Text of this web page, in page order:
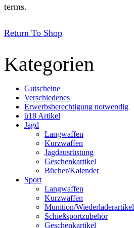
terms.
Return To Shop
Kategorien
Gutscheine
Verschiedenes
Erwerbsberechtigung notwendig
ü18 Artikel
Jagd
Langwaffen
Kurzwaffen
Jagdausrüstung
Geschenkartikel
Bücher/Kalender
Sport
Langwaffen
Kurzwaffen
Munition/Wiederladerartikel
Schießsportzubehör
Geschenkartikel